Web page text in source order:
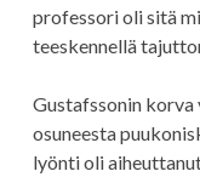
professori oli sitä
teeskennellä
Gustafssonin
osuneesta
lyönti oli